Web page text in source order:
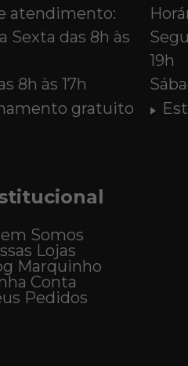
atendimento:
Sexta das 8h às
8h às 17h
gratuito
19h
Somos
Lojas
Marquinho
Conta
Pedidos